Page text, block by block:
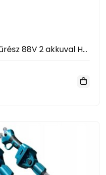
HAYAMI Elektromos láncfűrész 88V 2 akkuval HA-1009